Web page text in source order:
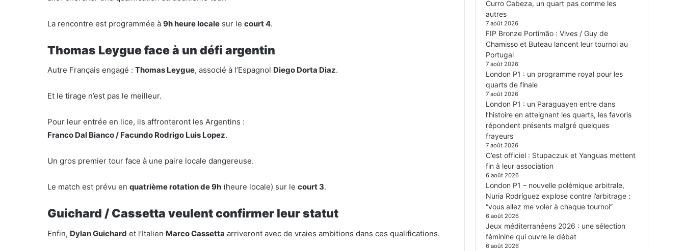
La rencontre est programmée à 9h heure locale sur le court 4.
Thomas Leygue face à un défi argentin
Autre Français engagé : Thomas Leygue, associé à l’Espagnol Diego Dorta Diaz.
Et le tirage n’est pas le meilleur.
Pour leur entrée en lice, ils affronteront les Argentins :
Franco Dal Bianco / Facundo Rodrigo Luis Lopez.
Un gros premier tour face à une paire locale dangereuse.
Le match est prévu en quatrième rotation de 9h (heure locale) sur le court 3.
Guichard / Cassetta veulent confirmer leur statut
Enfin, Dylan Guichard et l’Italien Marco Cassetta arriveront avec de vraies ambitions dans ces qualifications.
Curro Cabeza, un quart pas comme les
autres
7 août 2026
FIP Bronze Portimão : Vives / Guy de
Chamisso et Buteau lancent leur tournoi au
Portugal
7 août 2026
London P1 : un programme royal pour les
quarts de finale
7 août 2026
London P1 : un Paraguayen entre dans
l’histoire en atteignant les quarts, les favoris
répondent présents malgré quelques
frayeurs
7 août 2026
C’est officiel : Stupaczuk et Yanguas mettent
fin à leur association
6 août 2026
London P1 – nouvelle polémique arbitrale,
Nuria Rodríguez explose contre l’arbitrage :
“vous allez me voler à chaque tournoi”
6 août 2026
Jeux méditerranéens 2026 : une sélection
féminine qui ouvre le débat
6 août 2026